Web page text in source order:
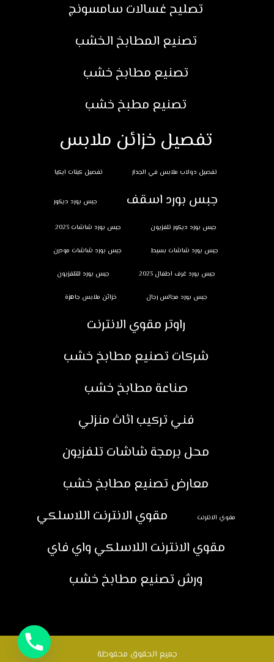
تصليح غسالات سامسونج
تصنيع المطابخ الخشب
تصنيع مطابخ خشب
تصنيع مطبخ خشب
تفصيل خزائن ملابس
تفصيل دولاب ملابس في الجدار تفصيل كبتات ايكيا
جبس بورد اسقف جبس بورد ديكور
جبس بورد ديكور تلفزيون جبس بورد شاشات 2023
جبس بورد شاشات بسيط جبس بورد شاشات مودرن
جبس بورد غرف اطفال 2023 جبس بورد للتلفزيون
جبس بورد مجالس رجال خزائن ملابس جاهزة
راوتر مقوي الانترنت
شركات تصنيع مطابخ خشب
صناعة مطابخ خشب
فني تركيب اثاث منزلي
محل برمجة شاشات تلفزيون
معارض تصنيع مطابخ خشب
مقوي الانترنت
مقوي الانترنت اللاسلكي
مقوي الانترنت اللاسلكي واي فاي
ورش تصنيع مطابخ خشب
جميع الحقوق محفوظة